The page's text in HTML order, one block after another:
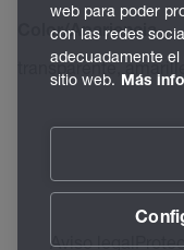
Color/Apariencia
transparente,
Aviso legal
web para poder
con las redes
adecuadamente
sitio web. Más